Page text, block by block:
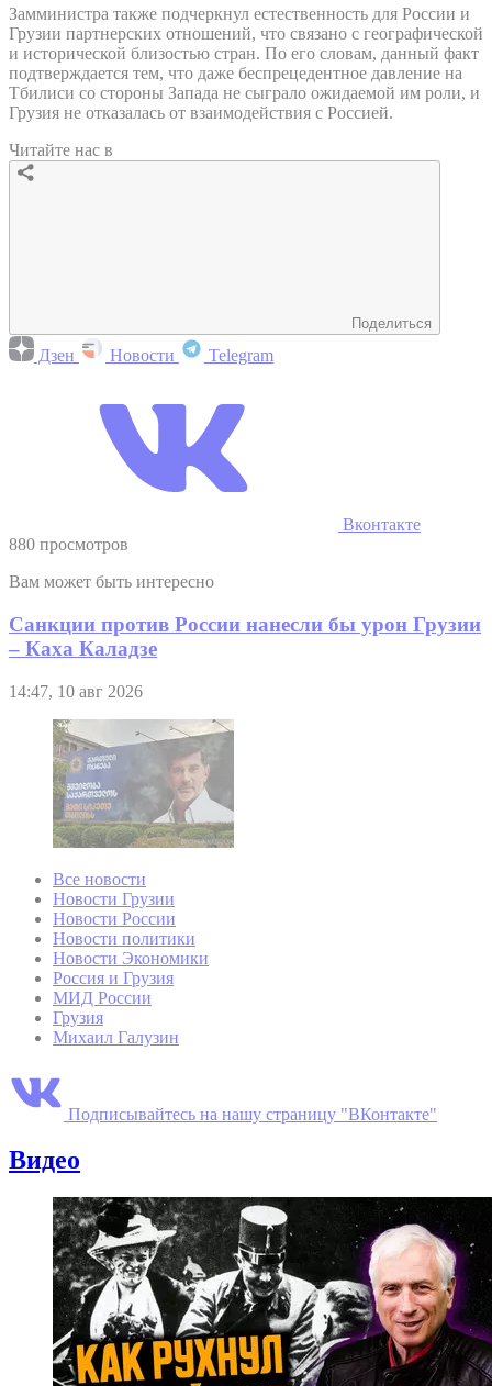
Замминистра также подчеркнул естественность для России и
Грузии партнерских отношений, что связано с географической
и исторической близостью стран. По его словам, данный факт
подтверждается тем, что даже беспрецедентное давление на
Тбилиси со стороны Запада не сыграло ожидаемой им роли, и
Грузия не отказалась от взаимодействия с Россией.
Читайте нас в
Поделиться
Дзен Новости Telegram
Вконтакте
880 просмотров
Вам может быть интересно
Санкции против России нанесли бы урон Грузии
– Каха Каладзе
14:47, 10 авг 2026
Все новости
Новости Грузии
Новости России
Новости политики
Новости Экономики
Россия и Грузия
МИД России
Грузия
Михаил Галузин
Подписывайтесь на нашу страницу "ВКонтакте"
Видео